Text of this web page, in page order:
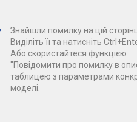
Знайшли помилку на цій
Виділіть її та натисніть
Або скористайтеся функцією
"Повідомити про помилку в
таблицею з параметрами
моделі.